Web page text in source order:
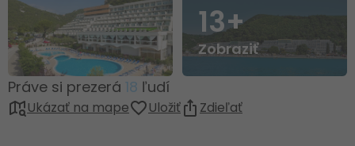
13+
Zobraziť
Práve si prezerá 18 ľudí
Ukázať na mape Uložiť Zdieľať